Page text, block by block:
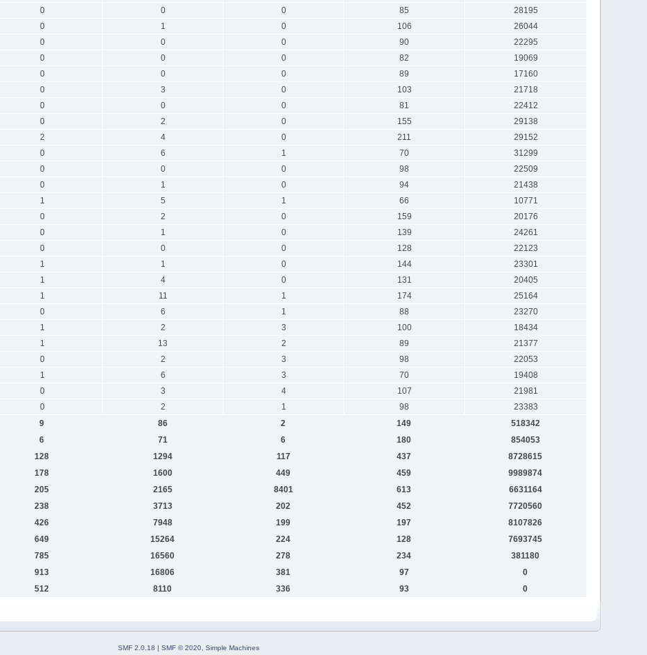
0 0 0 85
28195
0 1 0 106
26044
0 0 0 90
22295
0 0 0 82
19069
0 0 0 89
17160
0 3 0 103
21718
0 0 0 81
22412
0 2 0 155
29138
2 4 0 211
29152
0 6 1 70
31299
0 0 0 98
22509
0 1 0 94
21438
1 5 1 66
10771
0 2 0 159
20176
0 1 0 139
24261
0 0 0 128
22123
1 1 0 144
23301
1 4 0 131
20405
1 11 1 174
25164
0 6 1 88
23270
1 2 3 100
18434
1 13 2 89
21377
0 2 3 98
22053
1 6 3 70
19408
0 3 4 107
21981
0 2 1 98
23383
9 86 2 149
518342
6 71 6 180
854053
128 1294 117 437
8728615
178 1600 449 459
9989874
205 2165 8401 613
6631164
238 3713 202 452
7720560
426 7948 199 197
8107826
649 15264 224 128
7693745
785 16560 278 234
381180
913 16806 381 97
0
512 8110 336 93 0
SMF 2.0.18 | SMF © 2020 Simple Machines